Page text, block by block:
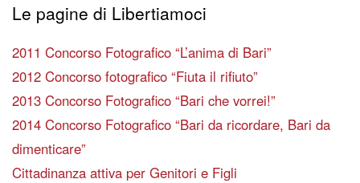
Le pagine di Libertiamoci
2011 Concorso Fotografico “L’anima di Bari”
2012 Concorso fotografico “Fiuta il rifiuto”
2013 Concorso Fotografico “Bari che vorrei!”
2014 Concorso Fotografico “Bari da ricordare, Bari da
dimenticare”
Cittadinanza attiva per Genitori e Figli